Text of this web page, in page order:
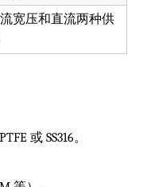
宽压和直流两种供
或 SS316。